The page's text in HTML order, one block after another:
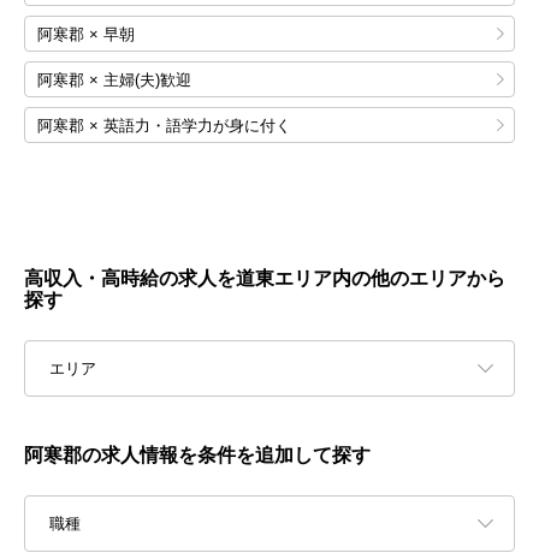
阿寒郡 × 早朝
阿寒郡 × 主婦(夫)歓迎
阿寒郡 × 英語力・語学力が身に付く
高収入・高時給の求人を道東エリア内の他のエリアから
探す
エリア
阿寒郡の求人情報を条件を追加して探す
職種